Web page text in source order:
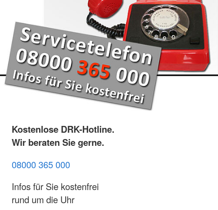
Kostenlose DRK-Hotline.
Wir beraten Sie gerne.
08000 365 000
Infos für Sie kostenfrei
rund um die Uhr